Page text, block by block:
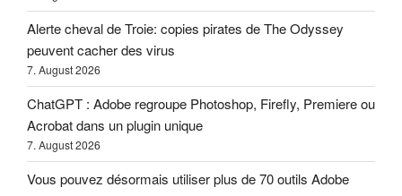
Alerte cheval de Troie: copies pirates de The Odyssey
peuvent cacher des virus
7. August 2026
ChatGPT : Adobe regroupe Photoshop, Firefly, Premiere ou
Acrobat dans un plugin unique
7. August 2026
Vous pouvez désormais utiliser plus de 70 outils Adobe